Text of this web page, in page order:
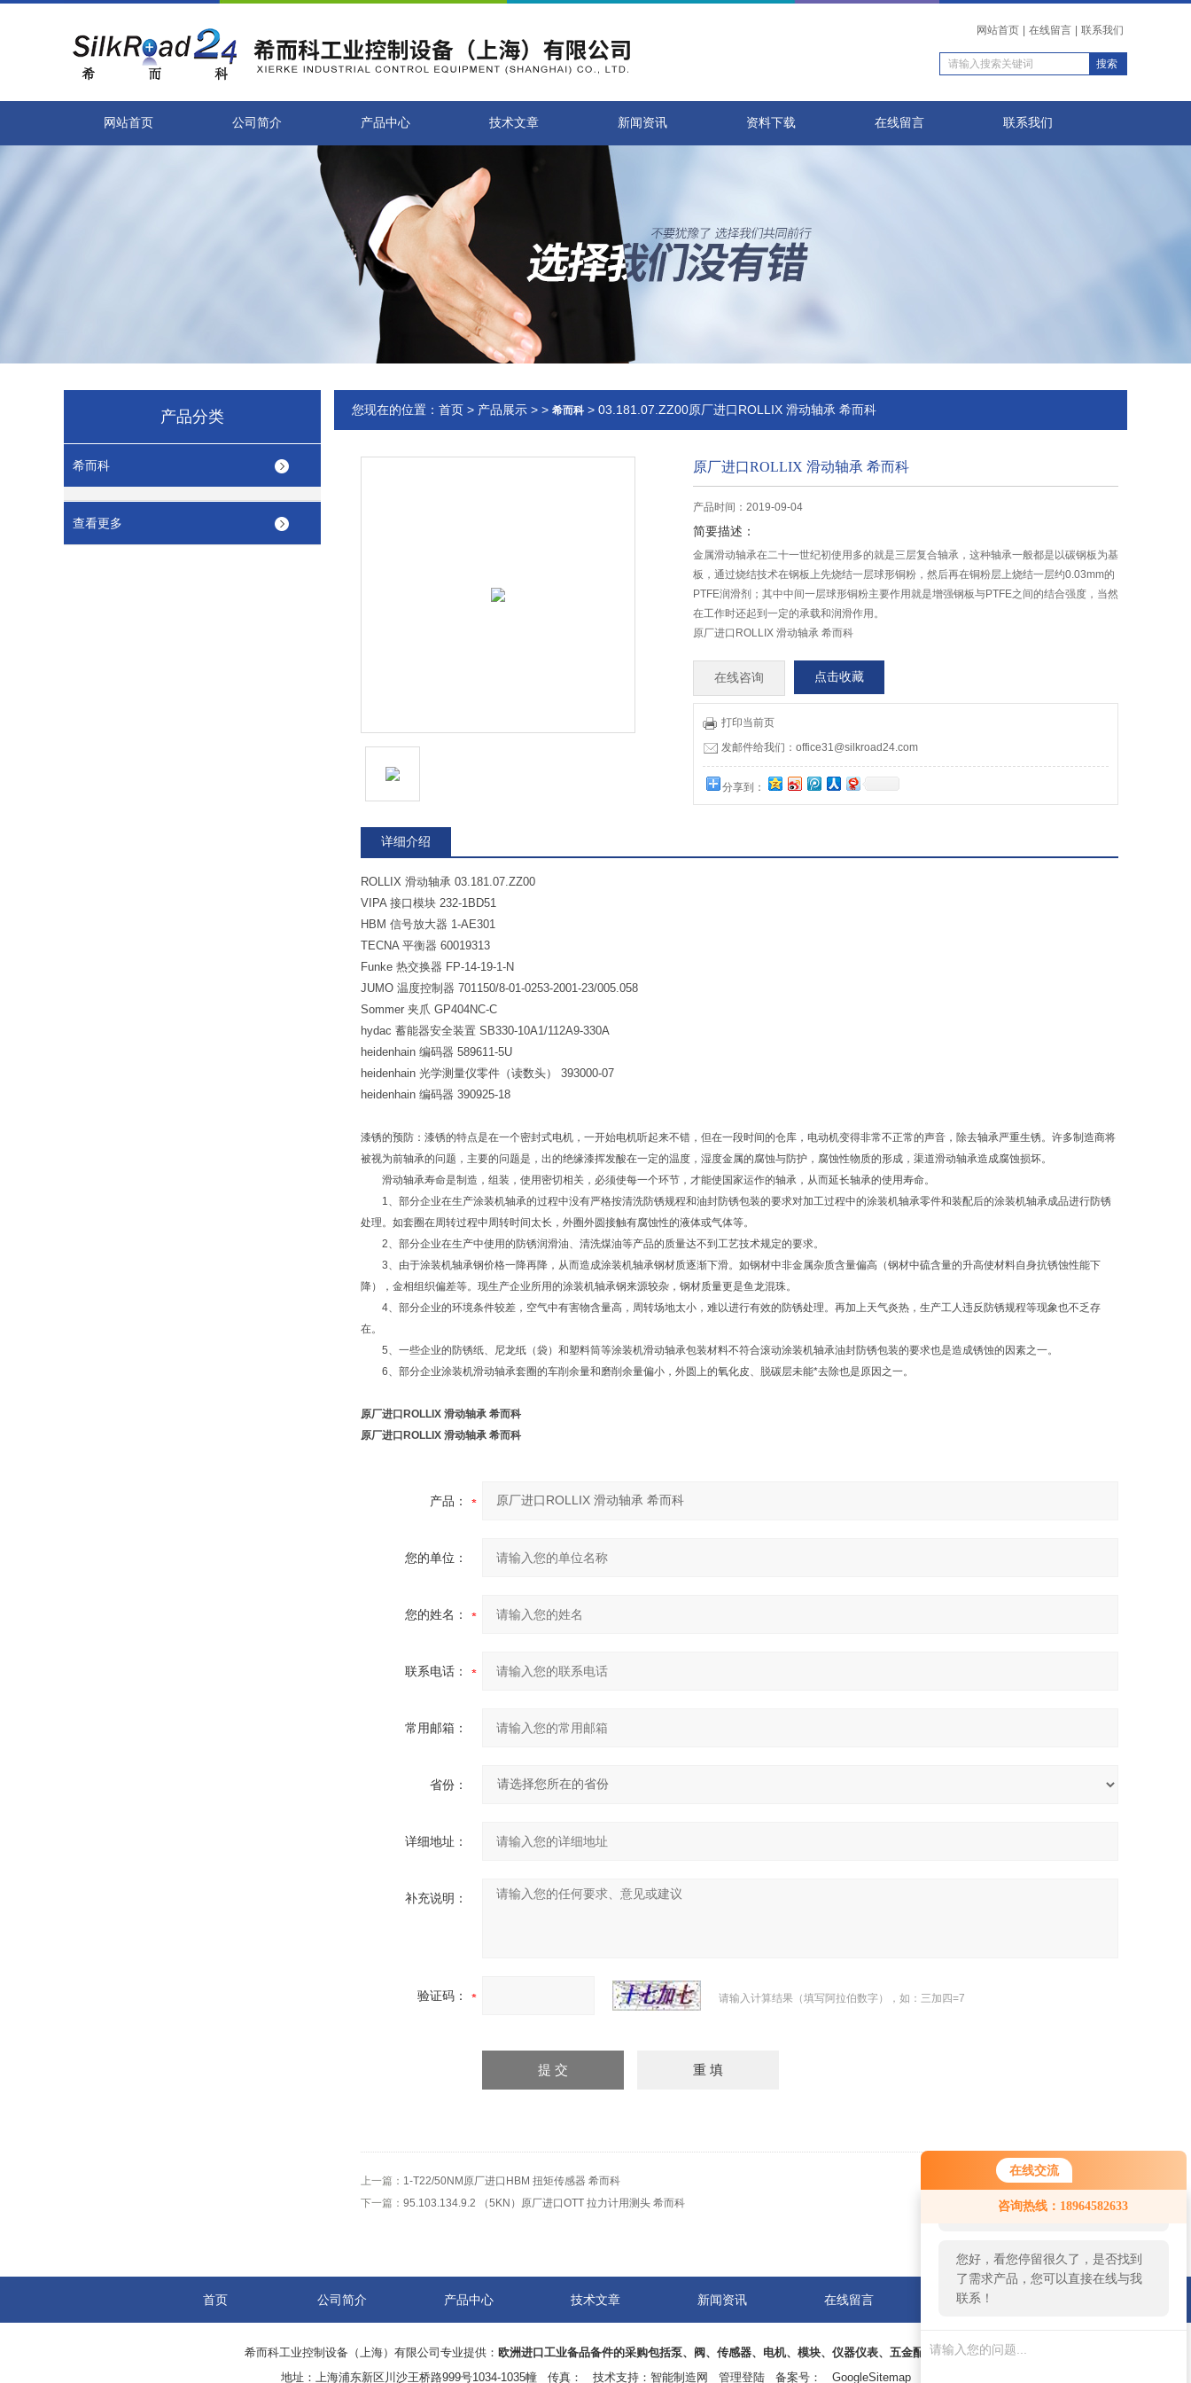
在线交流
咨询热线：18964582633
您好！欢迎前来咨询，很高兴为您
服务，请问您要咨询什么问题呢？
您好，看您停留很久了，是否找到
了需求产品，您可以直接在线与我
联系！
网站首页 在线留言 联系我们
网站首页 公司简介 产品中心 技术文章 新闻资讯 资料下载 在线留言 联系我们
产品分类
希而科
查看更多
您现在的位置： 首页 > 产品展示 > > 希而科> 03.181.07.ZZ00原厂进口ROLLIX 滑动轴承 希而科
原厂进口ROLLIX 滑动轴承 希而科
产品时间：2019-09-04
简要描述：
金属滑动轴承在二十一世纪初使用多的就是三层复合轴承，这种轴承一般都是以碳钢板为基
板，通过烧结技术在钢板上先烧结一层球形铜粉，然后再在铜粉层上烧结一层约0.03mm的
PTFE润滑剂；其中中间一层球形铜粉主要作用就是增强钢板与PTFE之间的结合强度，当然
在工作时还起到一定的承载和润滑作用。
原厂进口ROLLIX 滑动轴承 希而科
在线咨询 点击收藏
打印当前页
发邮件给我们：office31@silkroad24.com
分享到：
详细介绍
ROLLIX 滑动轴承 03.181.07.ZZ00
VIPA 接口模块 232-1BD51
HBM 信号放大器 1-AE301
TECNA 平衡器 60019313
Funke 热交换器 FP-14-19-1-N
JUMO 温度控制器 701150/8-01-0253-2001-23/005.058
Sommer 夹爪 GP404NC-C
hydac 蓄能器安全装置 SB330-10A1/112A9-330A
heidenhain 编码器 589611-5U
heidenhain 光学测量仪零件（读数头） 393000-07
heidenhain 编码器 390925-18
漆锈的预防：漆锈的特点是在一个密封式电机，一开始电机听起来不错，但在一段时间的仓库，电动机变得非常不正常的声音，除去轴承严重生锈。许多制造商将
被视为前轴承的问题，主要的问题是，出的绝缘漆挥发酸在一定的温度，湿度金属的腐蚀与防护，腐蚀性物质的形成，渠道滑动轴承造成腐蚀损坏。
滑动轴承寿命是制造，组装，使用密切相关，必须使每一个环节，才能使国家运作的轴承，从而延长轴承的使用寿命。
1、部分企业在生产涂装机轴承的过程中没有严格按清洗防锈规程和油封防锈包装的要求对加工过程中的涂装机轴承零件和装配后的涂装机轴承成品进行防锈
处理。如套圈在周转过程中周转时间太长，外圈外圆接触有腐蚀性的液体或气体等。
2、部分企业在生产中使用的防锈润滑油、清洗煤油等产品的质量达不到工艺技术规定的要求。
3、由于涂装机轴承钢价格一降再降，从而造成涂装机轴承钢材质逐渐下滑。如钢材中非金属杂质含量偏高（钢材中硫含量的升高使材料自身抗锈蚀性能下
降），金相组织偏差等。现生产企业所用的涂装机轴承钢来源较杂，钢材质量更是鱼龙混珠。
4、部分企业的环境条件较差，空气中有害物含量高，周转场地太小，难以进行有效的防锈处理。再加上天气炎热，生产工人违反防锈规程等现象也不乏存
在。
5、一些企业的防锈纸、尼龙纸（袋）和塑料筒等涂装机滑动轴承包装材料不符合滚动涂装机轴承油封防锈包装的要求也是造成锈蚀的因素之一。
6、部分企业涂装机滑动轴承套圈的车削余量和磨削余量偏小，外圆上的氧化皮、脱碳层未能*去除也是原因之一。
原厂进口ROLLIX 滑动轴承 希而科
原厂进口ROLLIX 滑动轴承 希而科
产品：
您的单位：
您的姓名：
联系电话：
常用邮箱：
省份：
详细地址：
补充说明：
验证码： 请输入计算结果（填写阿拉伯数字），如：三加四=7
上一篇： 1-T22/50NM原厂进口HBM 扭矩传感器 希而科
下一篇： 95.103.134.9.2 （5KN）原厂进口OTT 拉力计用测头 希而科
返回
首页 公司简介 产品中心 技术文章 新闻资讯 在线留言 联系我们
希而科工业控制设备（上海）有限公司专业提供： 欧洲进口工业备品备件的采购包括泵、阀、传感器、电机、模块、仪器仪表、五金配件等
地址：上海浦东新区川沙王桥路999号1034-1035幢 传真： 技术支持： 智能制造网 管理登陆备案号： GoogleSitemap